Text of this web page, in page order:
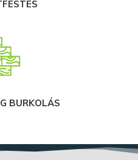
BURKOLÁS